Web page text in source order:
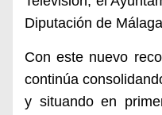
Diputación de
Con este nuevo
continúa
y situando en